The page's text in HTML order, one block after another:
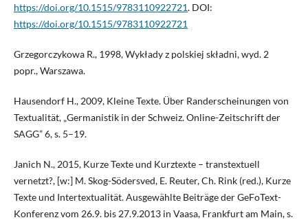
https://doi.org/10.1515/9783110922721. DOI:
https://doi.org/10.1515/9783110922721
Grzegorczykowa R., 1998, Wykłady z polskiej składni, wyd. 2
popr., Warszawa.
Hausendorf H., 2009, Kleine Texte. Über Randerscheinungen von
Textualität, „Germanistik in der Schweiz. Online-Zeitschrift der
SAGG” 6, s. 5–19.
Janich N., 2015, Kurze Texte und Kurztexte – transtextuell
vernetzt?, [w:] M. Skog-Södersved, E. Reuter, Ch. Rink (red.), Kurze
Texte und Intertextualität. Ausgewählte Beiträge der GeFoText-
Konferenz vom 26.9. bis 27.9.2013 in Vaasa, Frankfurt am Main, s.